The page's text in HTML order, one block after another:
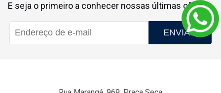
E seja o primeiro a conhecer nossas últimas ofertas.
ENVIAR